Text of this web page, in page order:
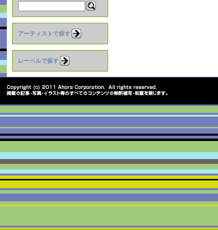
アーティストで探す
レーベルで探す